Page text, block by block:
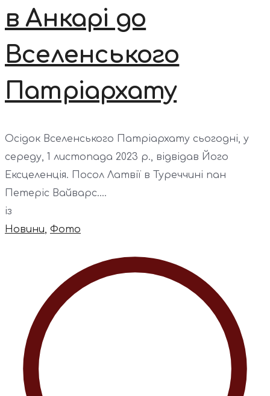
в Анкарі до
Вселенського
Патріархату
Осідок Вселенського Патріархату сьогодні, у
середу, 1 листопада 2023 р., відвідав Його
Ексцеленція. Посол Латвії в Туреччині пан
Петеріс Вайварс....
із
Новини, Фото